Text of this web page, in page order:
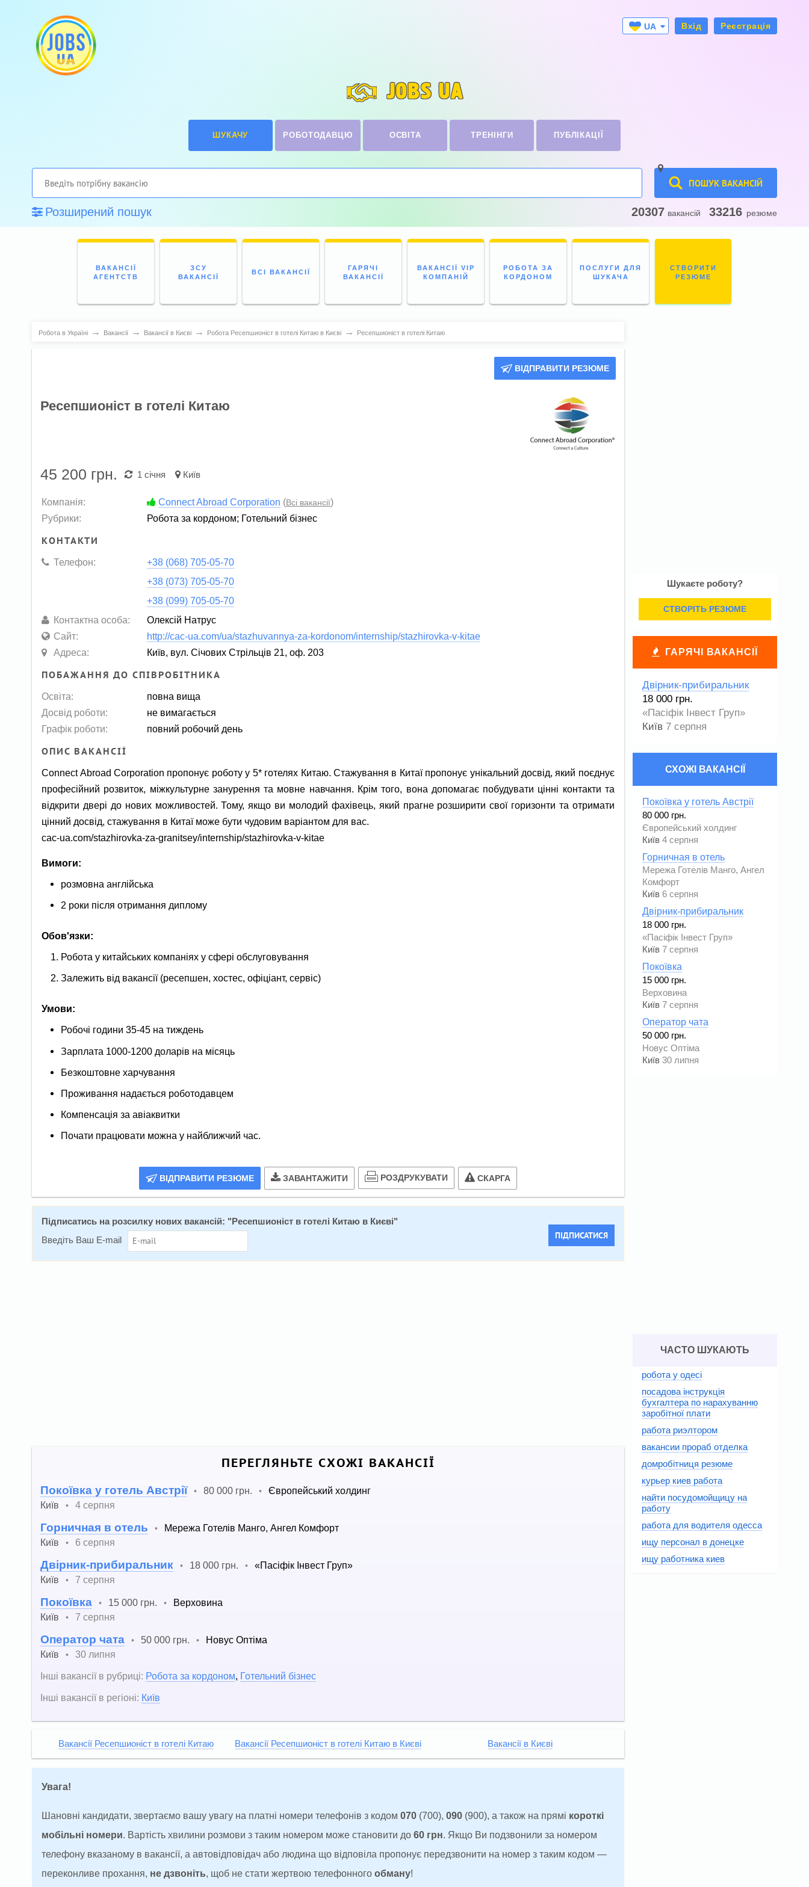
UA
Вхід Реєстрація
JOBS UA
ШУКАЧУ РОБОТОДАВЦЮ ОСВІТА ТРЕНІНГИ ПУБЛІКАЦІЇ
ПОШУК ВАКАНСІЙ
Розширений пошук 20307 вакансій 33216 резюме
ВАКАНСІЇ
АГЕНТСТВ
ЗСУ
ВАКАНСІЇ
ВСІ ВАКАНСІЇ
ГАРЯЧІ
ВАКАНСІЇ
ВАКАНСІЇ VIP
КОМПАНІЙ
РОБОТА ЗА
КОРДОНОМ
ПОСЛУГИ ДЛЯ
ШУКАЧА
СТВОРИТИ
РЕЗЮМЕ
Робота в Україні → Вакансії → Вакансії в Києві → Робота Ресепшионіст в готелі Китаю в Києві → Ресепшионіст в готелі Китаю
ВІДПРАВИТИ РЕЗЮМЕ
Ресепшионіст в готелі Китаю
45 200 грн. 1 січня Київ
Компанія: Connect Abroad Corporation (Всі вакансії)
Рубрики:
Робота за кордоном; Готельний бізнес
КОНТАКТИ
Телефон:
+38 (068) 705-05-70
+38 (073) 705-05-70
+38 (099) 705-05-70
Контактна особа:
Олексій Натрус
Сайт:
http://cac-ua.com/ua/stazhuvannya-za-kordonom/internship/stazhirovka-v-kitae
Адреса:
Київ, вул. Січових Стрільців 21, оф. 203
ПОБАЖАННЯ ДО СПІВРОБІТНИКА
Освіта:
повна вища
Досвід роботи:
не вимагається
Графік роботи:
повний робочий день
ОПИС ВАКАНСІЇ
Connect Abroad Corporation пропонує роботу у 5* готелях Китаю. Стажування в Китаї пропонує унікальний досвід, який поєднує
професійний розвиток, міжкультурне занурення та мовне навчання. Крім того, вона допомагає побудувати цінні контакти та
відкрити двері до нових можливостей. Тому, якщо ви молодий фахівець, який прагне розширити свої горизонти та отримати
цінний досвід, стажування в Китаї може бути чудовим варіантом для вас.
cac-ua.com/stazhirovka-za-granitsey/internship/stazhirovka-v-kitae
Вимоги:
розмовна англійська
2 роки після отримання диплому
Обов'язки:
Робота у китайських компаніях у сфері обслуговування
Залежить від вакансії (ресепшен, хостес, офіціант, сервіс)
Умови:
Робочі години 35-45 на тиждень
Зарплата 1000-1200 доларів на місяць
Безкоштовне харчування
Проживання надається роботодавцем
Компенсація за авіаквитки
Почати працювати можна у найближчий час.
ВІДПРАВИТИ РЕЗЮМЕ ЗАВАНТАЖИТИ РОЗДРУКУВАТИ СКАРГА
Підписатись на розсилку нових вакансій: " Ресепшионіст в готелі Китаю в Києві"
Введіть Ваш E-mail
ПІДПИСАТИСЯ
ПЕРЕГЛЯНЬТЕ СХОЖІ ВАКАНСІЇ
Покоївка у готель Австрії • 80 000 грн. •
Європейський холдинг
Київ
• 4 серпня
Горничная в отель •
Мережа Готелів Манго, Ангел Комфорт
Київ
• 6 серпня
Двірник-прибиральник • 18 000 грн. •
«Пасіфік Інвест Груп»
Київ
• 7 серпня
Покоївка • 15 000 грн. •
Верховина
Київ
• 7 серпня
Оператор чата • 50 000 грн. •
Новус Оптіма
Київ
•
30 липня
Інші вакансії в рубриці: Робота за кордоном, Готельний бізнес
Інші вакансії в регіоні: Київ
Вакансії Ресепшионіст в готелі Китаю Вакансії Ресепшионіст в готелі Китаю в Києві Вакансії в Києві
Увага!
Шановні кандидати, звертаємо вашу увагу на платні номери телефонів з кодом 070 (700), 090 (900), а також на прямі короткі
мобільні номери. Вартість хвилини розмови з таким номером може становити до 60 грн. Якщо Ви подзвонили за номером
телефону вказаному в вакансії, а автовідповідач або людина що відповіла пропонує передзвонити на номер з таким кодом —
переконливе прохання, не дзвоніть, щоб не стати жертвою телефонного обману!
Шукаєте роботу?
СТВОРІТЬ РЕЗЮМЕ
ГАРЯЧІ ВАКАНСІЇ
Двірник-прибиральник
18 000 грн.
«Пасіфік Інвест Груп»
Київ 7 серпня
СХОЖІ ВАКАНСІЇ
Покоївка у готель Австрії
80 000 грн.
Європейський холдинг
Київ 4 серпня
Горничная в отель
Мережа Готелів Манго, Ангел
Комфорт
Київ 6 серпня
Двірник-прибиральник
18 000 грн.
«Пасіфік Інвест Груп»
Київ 7 серпня
Покоївка
15 000 грн.
Верховина
Київ 7 серпня
Оператор чата
50 000 грн.
Новус Оптіма
Київ 30 липня
ЧАСТО ШУКАЮТЬ
робота у одесі
посадова інструкція
бухгалтера по нарахуванню
заробітної плати
работа риэлтором
вакансии прораб отделка
домробітниця резюме
курьер киев работа
найти посудомойщицу на
работу
работа для водителя одесса
ищу персонал в донецке
ищу работника киев